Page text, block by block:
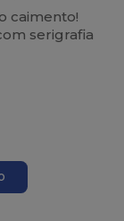
caimento!
serigrafia